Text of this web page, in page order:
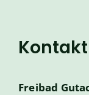
Freibad